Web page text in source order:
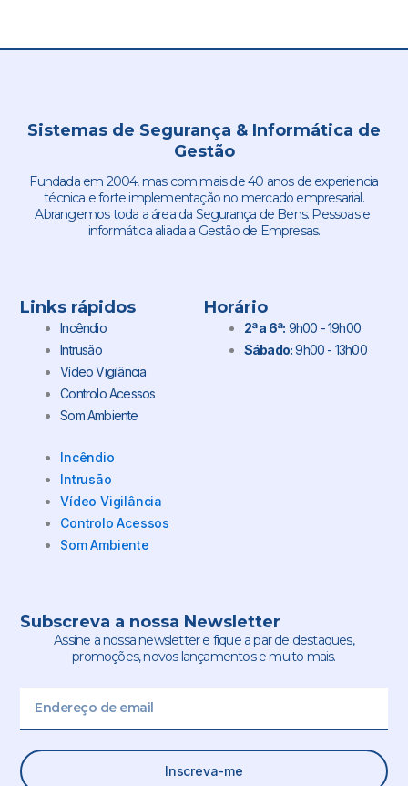
Sistemas de Segurança & Informática de
Gestão
Fundada em 2004, mas com mais de 40 anos de experiencia
técnica e forte implementação no mercado empresarial.
Abrangemos toda a área da Segurança de Bens. Pessoas e
informática aliada a Gestão de Empresas.
Links rápidos
Incêndio
Intrusão
Vídeo Vigilância
Controlo Acessos
Som Ambiente
Incêndio
Intrusão
Vídeo Vigilância
Controlo Acessos
Som Ambiente
Horário
2ª a 6ª: 9h00 - 19h00
Sábado:9h00 - 13h00
Subscreva a nossa Newsletter
Assine a nossa newsletter e fique a par de destaques,
promoções, novos lançamentos e muito mais.
Inscreva-me